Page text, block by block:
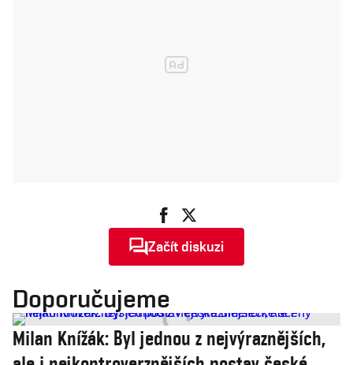
Začít diskuzi
Doporučujeme
Milan Knížák: Byl jednou z nejvýraznějších,